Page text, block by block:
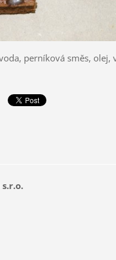
perníková směs, olej,